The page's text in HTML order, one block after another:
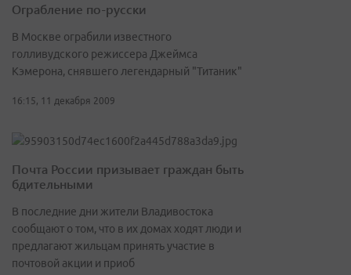
Ограбление по-русски
В Москве ограбили известного
голливудского режиссера Джеймса
Кэмерона, снявшего легендарный "Титаник"
16:15, 11 декабря 2009
Почта России призывает граждан быть
бдительными
В последние дни жители Владивостока
сообщают о том, что в их домах ходят люди и
предлагают жильцам принять участие в
почтовой акции и приоб